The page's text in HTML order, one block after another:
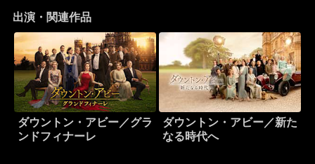
出演・関連作品
ダウントン・アビー／グラ
ンドフィナーレ
ダウントン・アビー／新た
なる時代へ